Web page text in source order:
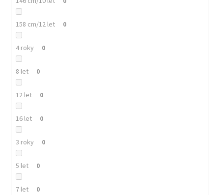
158 cm/12 let 0
4 roky 0
8 let 0
12 let 0
16 let 0
3 roky 0
5 let 0
7 let 0